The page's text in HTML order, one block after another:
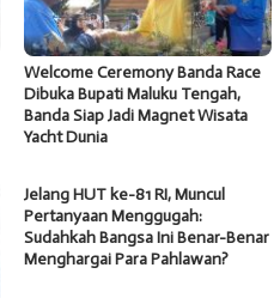
Welcome Ceremony Banda Race
Dibuka Bupati Maluku Tengah,
Banda Siap Jadi Magnet Wisata
Yacht Dunia
Jelang HUT ke-81 RI, Muncul
Pertanyaan Menggugah:
Sudahkah Bangsa Ini Benar-Benar
Menghargai Para Pahlawan?